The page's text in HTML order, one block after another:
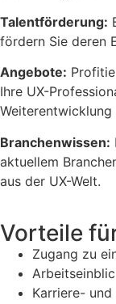
Talentförderung:
fördern Sie deren
Angebote:
Ihre UX-
Weiterentwicklung
Branchenwissen:
aktuellem
aus der UX-Welt.
Vorteile
Zugang zu
Karriere-